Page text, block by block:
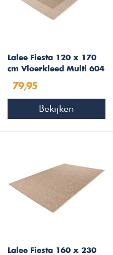
Lalee Fiesta 120 x 170
cm Vloerkleed Multi 604
79,95
Bekijken
Lalee Fiesta 160 x 230